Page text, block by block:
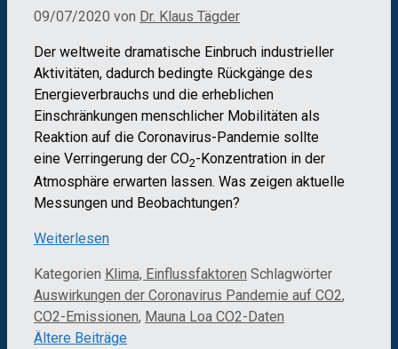
09/07/2020 von Dr. Klaus Tägder
Der weltweite dramatische Einbruch industrieller
Aktivitäten, dadurch bedingte Rückgänge des
Energieverbrauchs und die erheblichen
Einschränkungen menschlicher Mobilitäten als
Reaktion auf die Coronavirus-Pandemie sollte
eine Verringerung der CO2-Konzentration in der
Atmosphäre erwarten lassen. Was zeigen aktuelle
Messungen und Beobachtungen?
Weiterlesen
Kategorien Klima, Einflussfaktoren Schlagwörter
Auswirkungen der Coronavirus Pandemie auf CO2,
CO2-Emissionen, Mauna Loa CO2-Daten
Ältere Beiträge